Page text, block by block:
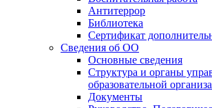
Антитеррор
Библиотека
Сертификат
Сведения об ОО
Основные сведения
Структура и органы
образовательной
Документы